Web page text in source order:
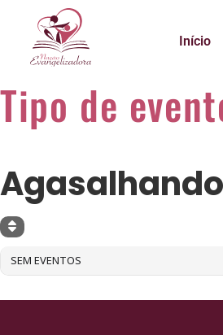
Início
Tipo de
Agasalhando
SEM EVENTOS